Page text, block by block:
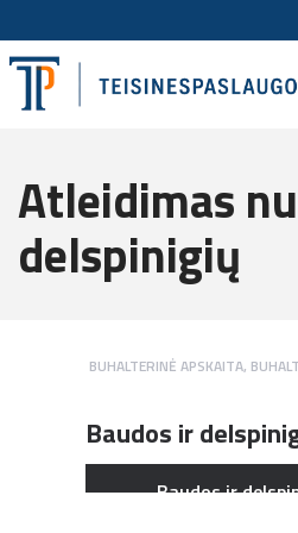
Atleidimas
delspinigių
BUHALTERINĖ APSKAITA,
Baudos ir
Baudos ir